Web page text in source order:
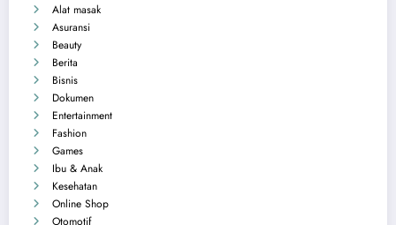
Alat masak
Asuransi
Beauty
Berita
Bisnis
Dokumen
Entertainment
Fashion
Games
Ibu & Anak
Kesehatan
Online Shop
Otomotif